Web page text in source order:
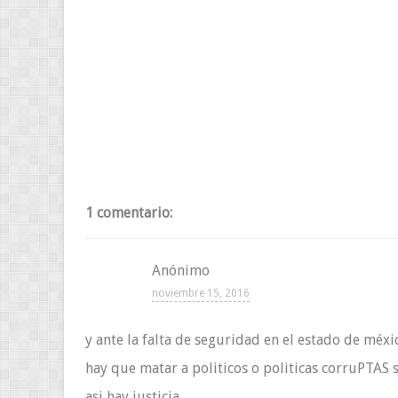
1 comentario:
Anónimo
noviembre 15, 2016
y ante la falta de seguridad en el estado de
hay que matar a politicos o politicas corruPTAS